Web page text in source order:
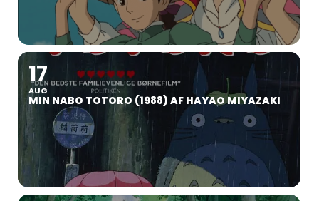
17
AUG
MIN NABO TOTORO (1988) AF HAYAO MIYAZAKI